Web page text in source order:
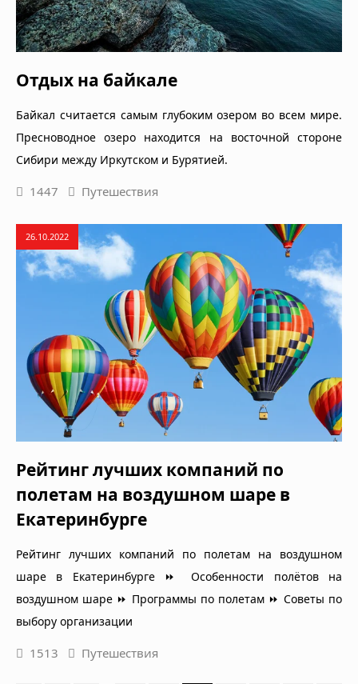
Отдых на байкале
Байкал считается самым глубоким озером во всем мире.
Пресноводное озеро находится на восточной стороне
Сибири между Иркутском и Бурятией.
1447 Путешествия
26.10.2022
Рейтинг лучших компаний по
полетам на воздушном шаре в
Екатеринбурге
Рейтинг лучших компаний по полетам на воздушном
шаре в Екатеринбурге ⏩ Особенности полётов на
воздушном шаре ⏩ Программы по полетам ⏩ Советы по
выбору организации
1513 Путешествия